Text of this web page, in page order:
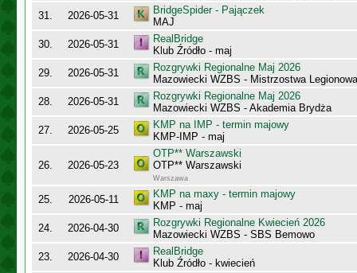
31.
2026-05-31
BridgeSpider - Pajączek
MAJ
30.
2026-05-31
RealBridge
Klub Źródło - maj
29.
2026-05-31
Rozgrywki Regionalne Maj 2026
Mazowiecki WZBS - Mistrzostwa Legionowa
28.
2026-05-31
Rozgrywki Regionalne Maj 2026
Mazowiecki WZBS - Akademia Brydża
27.
2026-05-25
KMP na IMP - termin majowy
KMP-IMP - maj
26. 2026-05-23
OTP** Warszawski
OTP** Warszawski
Warszawa
25. 2026-05-11
KMP na maxy - termin majowy
KMP - maj
24.
2026-04-30
Rozgrywki Regionalne Kwiecień 2026
Mazowiecki WZBS - SBS Bemowo
23.
2026-04-30
RealBridge
Klub Źródło - kwiecień